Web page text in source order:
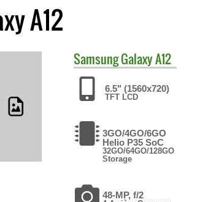
A12
SamsungGalaxy A12
6.5" (1560x720)
TFT LCD
3GO/4GO/6GO
Helio P35 SoC
32GO/64GO/128GO
Storage
48-MP, f/2